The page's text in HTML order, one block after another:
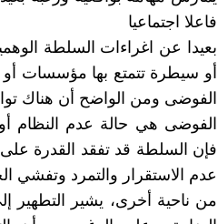
فاعلا اجتماعيا
بعيدا عن اغراءات السلطة
أو سيطرة تتمتع بها مؤسسات
الفوضى ومن الواضح أن هناك
الفوضى هي حالة عدم النظام
فإن السلطة قد تفقد القدرة
عدم الاستقرار والتمرد وتفشي
من ناحية أخرى، يشير التطهير